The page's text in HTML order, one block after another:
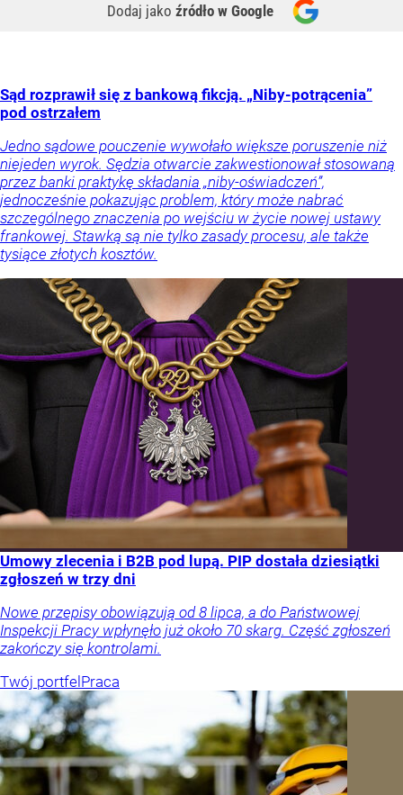
Dodaj jako źródło w Google
Sąd rozprawił się z bankową fikcją. „Niby-potrącenia”
pod ostrzałem
Jedno sądowe pouczenie wywołało większe poruszenie niż
niejeden wyrok. Sędzia otwarcie zakwestionował stosowaną
przez banki praktykę składania „niby-oświadczeń”,
jednocześnie pokazując problem, który może nabrać
szczególnego znaczenia po wejściu w życie nowej ustawy
frankowej. Stawką są nie tylko zasady procesu, ale także
tysiące złotych kosztów.
Umowy zlecenia i B2B pod lupą. PIP dostała dziesiątki
zgłoszeń w trzy dni
Nowe przepisy obowiązują od 8 lipca, a do Państwowej
Inspekcji Pracy wpłynęło już około 70 skarg. Część zgłoszeń
zakończy się kontrolami.
Twój portfelPraca